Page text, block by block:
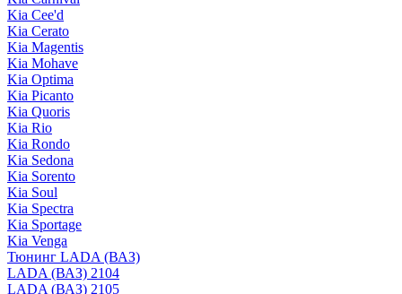
Kia Cee'd
Kia Cerato
Kia Magentis
Kia Mohave
Kia Optima
Kia Picanto
Kia Quoris
Kia Rio
Kia Rondo
Kia Sedona
Kia Sorento
Kia Soul
Kia Spectra
Kia Sportage
Kia Venga
Тюнинг LADA (ВАЗ)
LADA (ВАЗ) 2104
LADA (ВАЗ) 2105